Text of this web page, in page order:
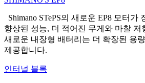
Shimano STePS의 새로운 EP8 모터가
향상된 성능, 더 적어진 무게와 마찰 저
새로운 내장형 배터리는 더 확장된 용
제공합니다.
인터널 블록